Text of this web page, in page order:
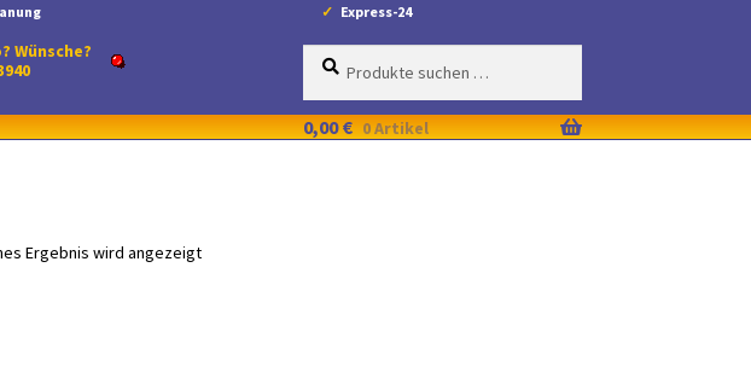
Express-24
Wünsche?
Suche
Suchen
0,00€ 0 Artikel
Ergebnis wird angezeigt